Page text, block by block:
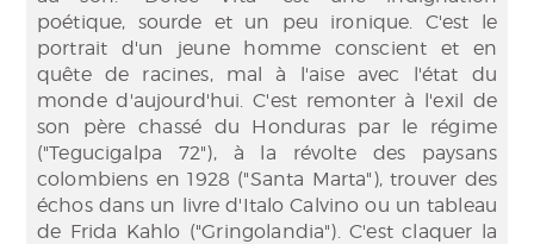
poétique, sourde et un peu ironique. C'est le
portrait d'un jeune homme conscient et en
quête de racines, mal à l'aise avec l'état du
monde d'aujourd'hui. C'est remonter à l'exil de
son père chassé du Honduras par le régime
("Tegucigalpa 72"), à la révolte des paysans
colombiens en 1928 ("Santa Marta"), trouver des
échos dans un livre d'Italo Calvino ou un tableau
de Frida Kahlo ("Gringolandia"). C'est claquer la